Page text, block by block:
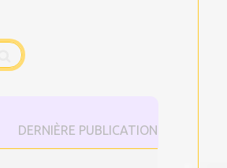
DERNIÈRE PUBLICATION